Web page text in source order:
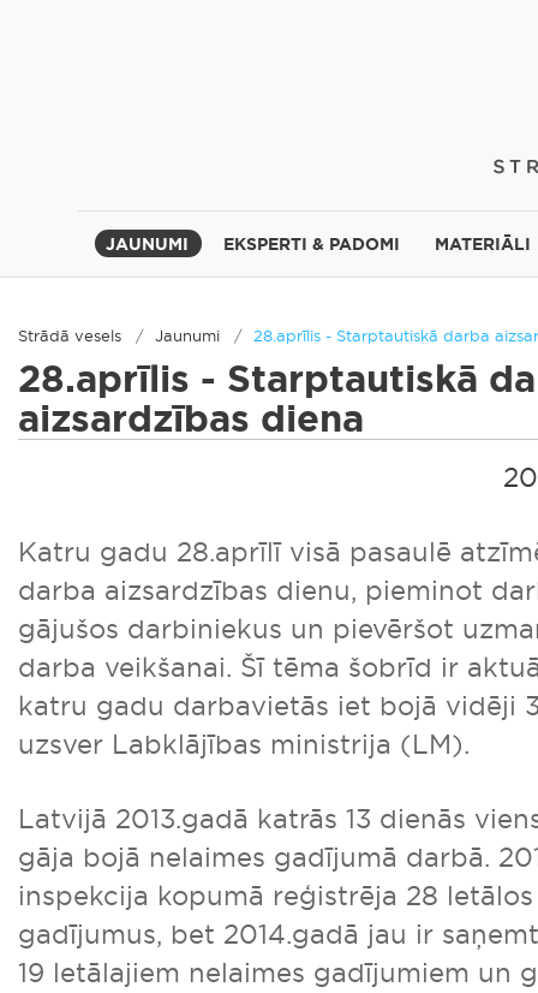
JAUNUMI EKSPERTI & PADOMI MATERIĀLI
Strādā vesels Jaunumi 28.aprīlis - Starptautiskā darba
28.aprīlis - Starptautiskā
aizsardzības diena
Katru gadu 28.aprīlī visā pasaulē
darba aizsardzības dienu, pieminot
gājušos darbiniekus un pievēršot
darba veikšanai. Šī tēma šobrīd ir
katru gadu darbavietās iet bojā vidēji
uzsver Labklājības ministrija (LM).
Latvijā 2013.gadā katrās 13 dienās
gāja bojā nelaimes gadījumā darbā.
inspekcija kopumā reģistrēja 28
gadījumus, bet 2014.gadā jau ir
19 letālajiem nelaimes gadījumiem un